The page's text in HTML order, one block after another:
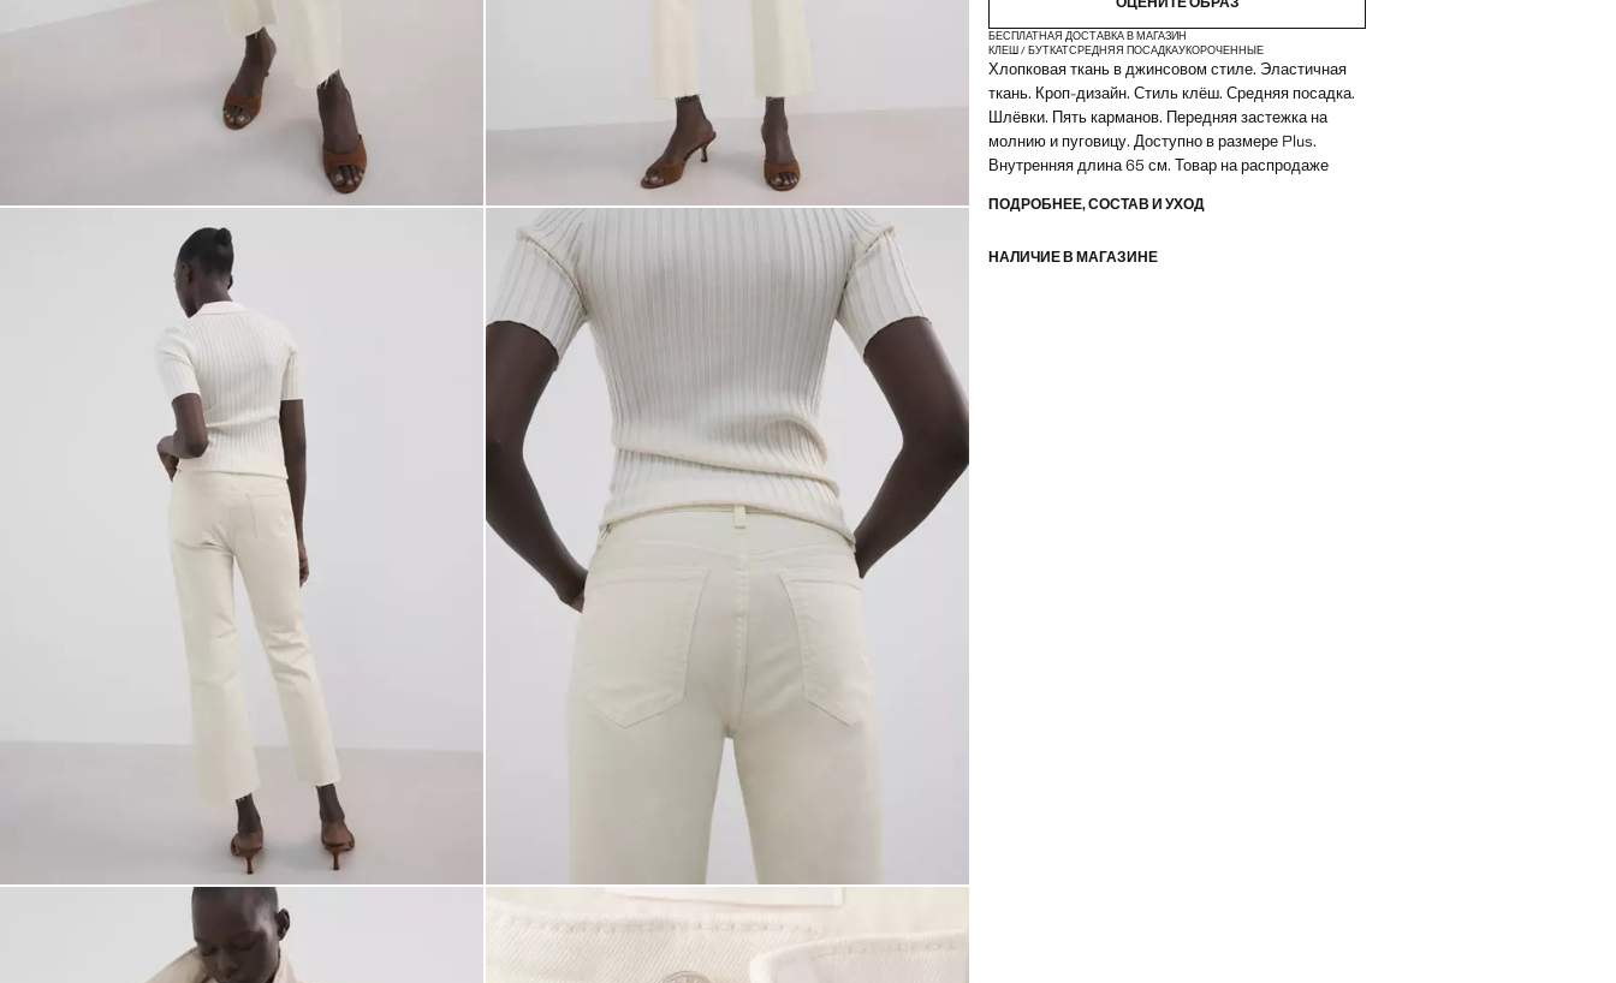
БЕСПЛАТНАЯ ДОСТАВКА В МАГАЗИН
КЛЕШ / БУТКАТСРЕДНЯЯ ПОСАДКАУКОРОЧЕННЫЕ
Хлопковая ткань в джинсовом стиле. Эластичная
ткань. Кроп-дизайн. Стиль клёш. Средняя посадка.
Шлёвки. Пять карманов. Передняя застежка на
молнию и пуговицу. Доступно в размере Plus.
Внутренняя длина 65 см. Товар на распродаже
ПОДРОБНЕЕ, СОСТАВ И УХОД
НАЛИЧИЕ В МАГАЗИНЕ